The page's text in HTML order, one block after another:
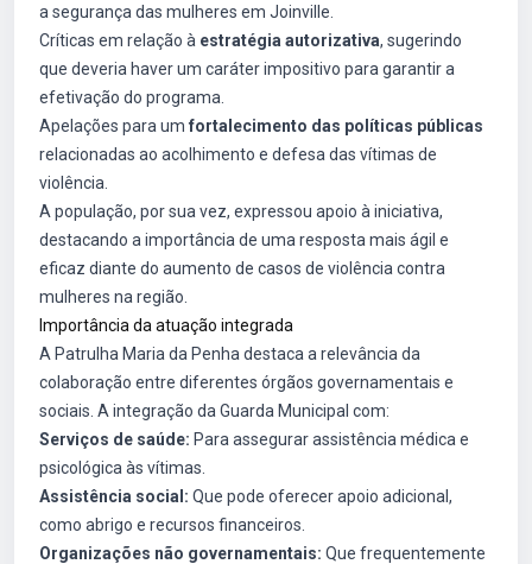
a segurança das mulheres em Joinville.
Críticas em relação à estratégia autorizativa, sugerindo
que deveria haver um caráter impositivo para garantir a
efetivação do programa.
Apelações para um fortalecimento das políticas públicas
relacionadas ao acolhimento e defesa das vítimas de
violência.
A população, por sua vez, expressou apoio à iniciativa,
destacando a importância de uma resposta mais ágil e
eficaz diante do aumento de casos de violência contra
mulheres na região.
Importância da atuação integrada
A Patrulha Maria da Penha destaca a relevância da
colaboração entre diferentes órgãos governamentais e
sociais. A integração da Guarda Municipal com:
Serviços de saúde: Para assegurar assistência médica e
psicológica às vítimas.
Assistência social: Que pode oferecer apoio adicional,
como abrigo e recursos financeiros.
Organizações não governamentais: Que frequentemente